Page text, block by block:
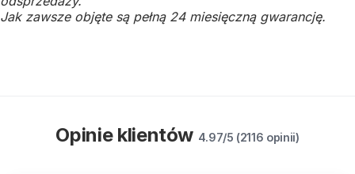
Jak zawsze objęte są pełną 24 miesięczną gwarancję.
Opinie klientów 4.97/5 (2116 opinii)